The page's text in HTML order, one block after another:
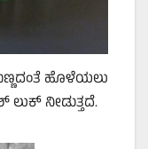
ಹೊಳೆಯಲು
ಲುಕ್ ನೀಡುತ್ತದೆ.